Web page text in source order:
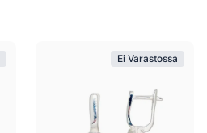
Ei Varastossa